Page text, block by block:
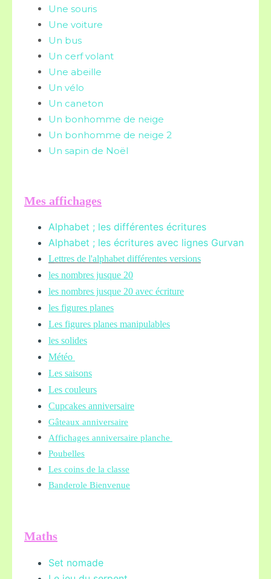
Une souris
Une voiture
Un bus
Un cerf volant
Une abeille
Un vélo
Un caneton
Un bonhomme de neige
Un bonhomme de neige 2
Un sapin de Noël
Mes affichages
Alphabet ; les différentes écritures
Alphabet ; les écritures avec lignes Gurvan
Lettres de l'alphabet différentes versions
les nombres jusque 20
les nombres jusque 20 avec écriture
les figures planes
Les figures planes manipulables
les solides
Météo
Les saisons
Les couleurs
Cupcakes anniversaire
Gâteaux anniversaire
Affichages anniversaire planche
Poubelles
Les coins de la classe
Banderole Bienvenue
Maths
Set nomade